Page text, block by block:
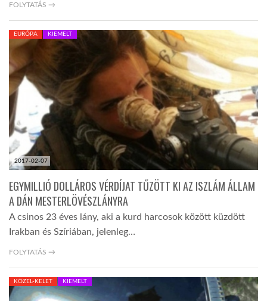
FOLYTATÁS →
2017-02-07
EURÓPA KIEMELT
EGYMILLIÓ DOLLÁROS VÉRDÍJAT TŰZÖTT KI AZ ISZLÁM ÁLLAM
A DÁN MESTERLÖVÉSZLÁNYRA
A csinos 23 éves lány, aki a kurd harcosok között küzdött
Irakban és Szíriában, jelenleg…
FOLYTATÁS →
KÖZEL-KELET KIEMELT